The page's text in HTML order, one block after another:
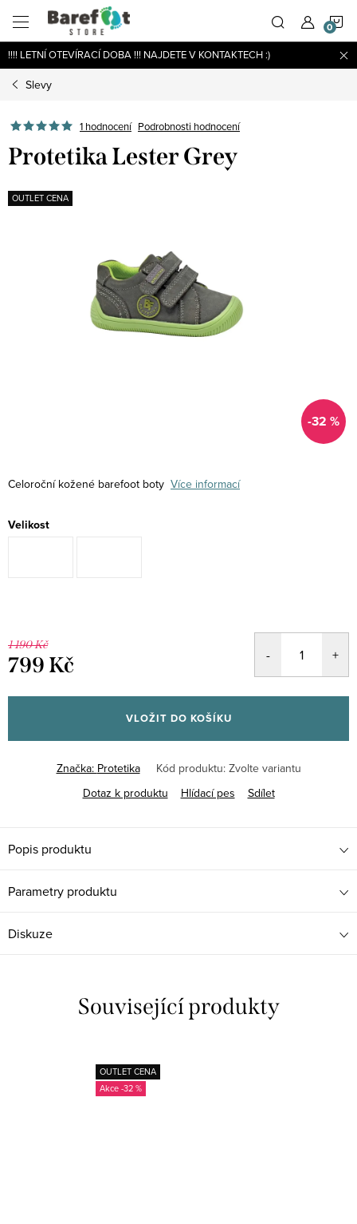
obsah
!!!! LETNÍ OTEVÍRACÍ DOBA !!! NAJDETE V KONTAKTECH :)
Slevy
1 hodnocení Podrobnosti hodnocení
Protetika Lester Grey
OUTLET CENA
-32 %
Celoroční kožené barefoot boty Více informací
Velikost
1 190 Kč
799 Kč
cena:
VLOŽIT DO KOŠÍKU
Značka: Protetika Kód produktu: Zvolte variantu
Dotaz k produktu
Hlídací pes Sdílet
Popis produktu
Parametry produktu
Diskuze
Související produkty
OUTLET CENA
-32 %